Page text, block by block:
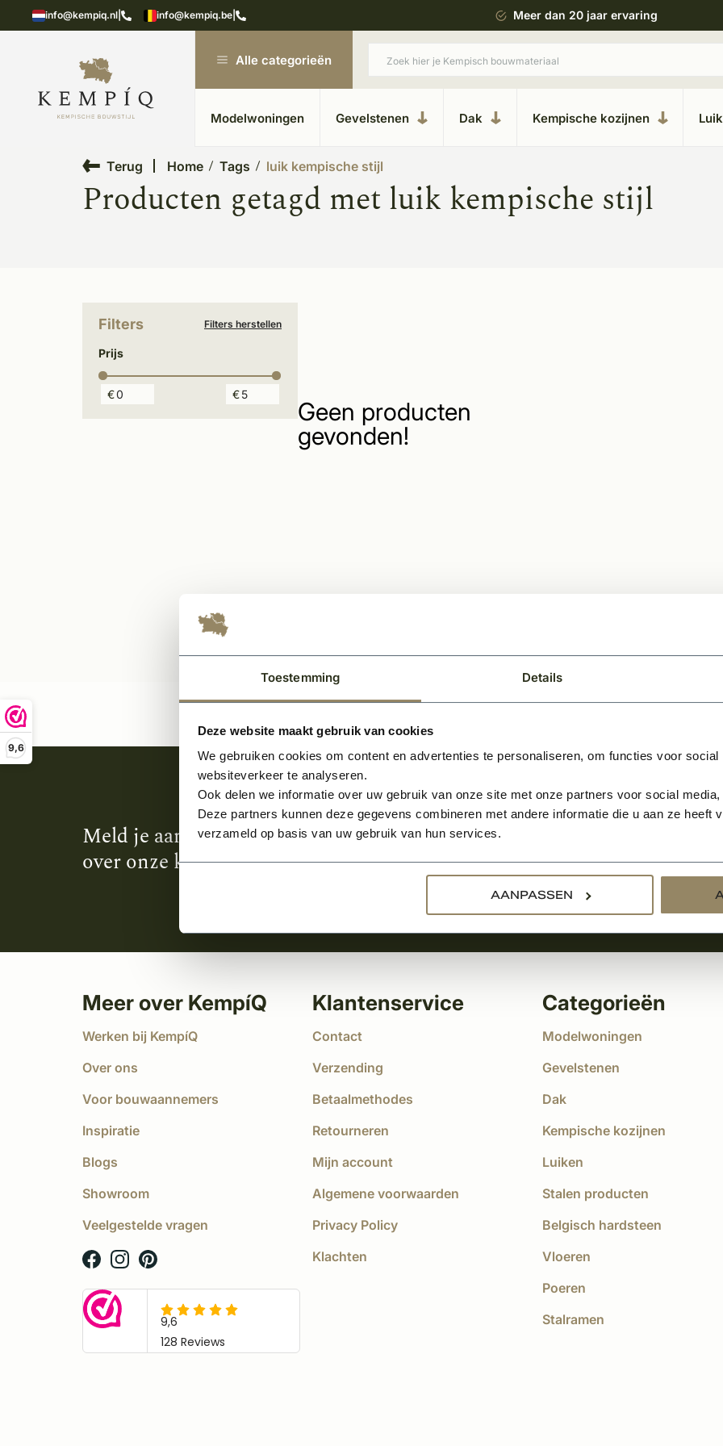
Toestemming Details
Deze website maakt gebruik van cookies
We gebruiken cookies om content en advertenties te personaliseren, om functies voor
websiteverkeer te analyseren.
Ook delen we informatie over uw gebruik van onze site met onze partners voor social
Deze partners kunnen deze gegevens combineren met andere informatie die u aan ze heeft
verzameld op basis van uw gebruik van hun services.
AANPASSEN
9,6
info@kempiq.nl info@kempiq.be
in Kesteren Unieke materialen in kempische bouwstijl Meer dan 20 jaar ervaring
Alle categorieën
Modelwoningen Gevelstenen Dak Kempische kozijnen
Terug Home Tags luik kempische stijl
Producten getagd met luik kempische stijl
Filters Filters herstellen
Prijs
€ €
Geen producten
gevonden!
Meld je aan en ontvang het laatste nieuws
over onze kempische bouwstijl!
Meer over KempíQ
Werken bij KempíQ
Over ons
Voor bouwaannemers
Inspiratie
Blogs
Showroom
Veelgestelde vragen
Klantenservice
Contact
Verzending
Betaalmethodes
Retourneren
Mijn account
Algemene voorwaarden
Privacy Policy
Klachten
Categorieën
Modelwoningen
Gevelstenen
Dak
Kempische kozijnen
Luiken
Stalen producten
Belgisch hardsteen
Vloeren
Poeren
Stalramen